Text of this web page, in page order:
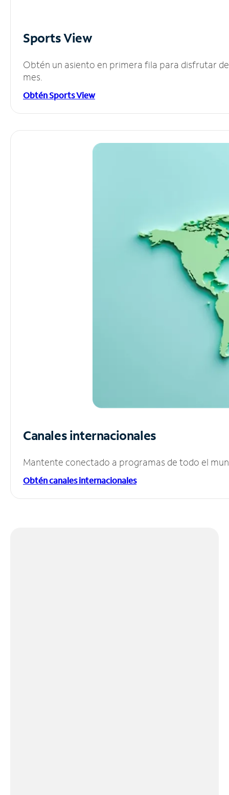
Sports View
Obtén un asiento en primera fila para disfrutar
mes.
Obtén Sports View
Canales internacionales
Mantente conectado a programas de todo el
Obtén canales internacionales